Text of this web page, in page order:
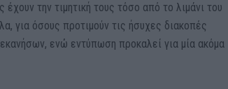
την τιμητική τους τόσο από το λιμάνι του
για όσους προτιμούν τις ήσυχες διακοπές
ενώ εντύπωση προκαλεί για μία ακόμα